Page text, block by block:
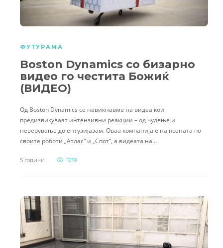
ФУТУРАМА
Boston Dynamics со бизарно
видео го честита Божиќ
(ВИДЕО)
Од Boston Dynamics се навикнавме на видеа кои
предизвикуваат интензивни реакции – од чудење и
неверување до ентузијазам. Оваа компанија е најпозната по
своите роботи „Атлас“ и „Спот“, а видеата на…
5 години 1219